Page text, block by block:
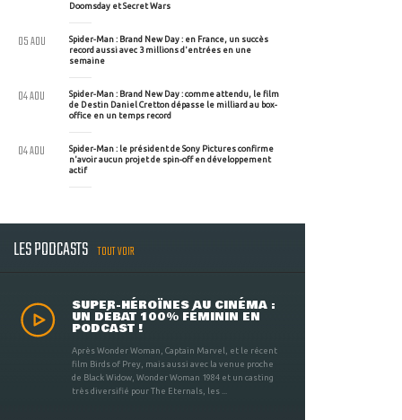
Doomsday et Secret Wars
Spider-Man : Brand New Day : en France, un succès
record aussi avec 3 millions d'entrées en une
semaine
05 AOU
Spider-Man : Brand New Day : comme attendu, le film
de Destin Daniel Cretton dépasse le milliard au box-
office en un temps record
04 AOU
Spider-Man : le président de Sony Pictures confirme
n'avoir aucun projet de spin-off en développement
actif
04 AOU
LES PODCASTS TOUT VOIR
SUPER-HÉROÏNES AU CINÉMA :
UN DÉBAT 100% FÉMININ EN
PODCAST !
Après Wonder Woman, Captain Marvel, et le récent
film Birds of Prey, mais aussi avec la venue proche
de Black Widow, Wonder Woman 1984 et un casting
très diversifié pour The Eternals, les ...